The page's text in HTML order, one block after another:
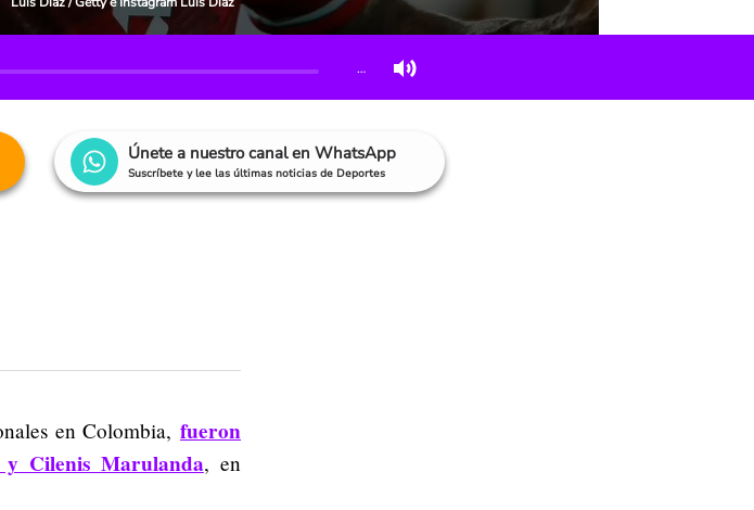
…
Únete a nuestro canal en WhatsApp
Suscríbete y lee las últimas noticias de Deportes
en Colombia, fueron
Cilenis Marulanda, en